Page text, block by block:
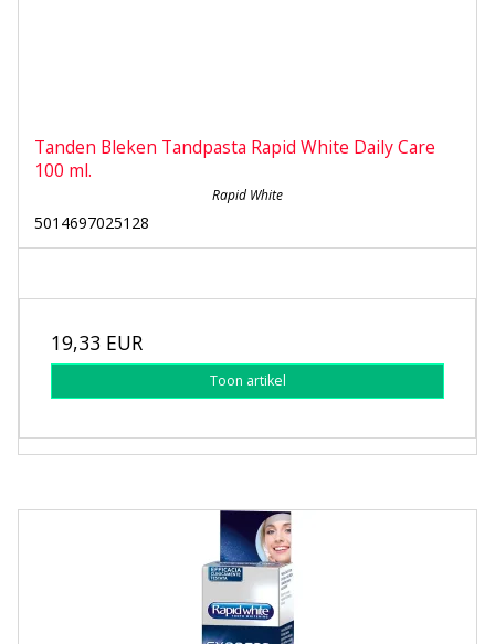
Tanden Bleken Tandpasta Rapid White Daily Care
100 ml.
Rapid White
5014697025128
19,33 EUR
Toon artikel